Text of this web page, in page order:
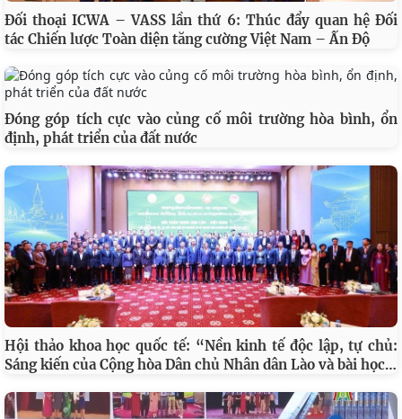
Đối thoại ICWA – VASS lần thứ 6: Thúc đẩy quan hệ Đối
tác Chiến lược Toàn diện tăng cường Việt Nam – Ấn Độ
Đóng góp tích cực vào củng cố môi trường hòa bình, ổn
định, phát triển của đất nước
Hội thảo khoa học quốc tế: “Nền kinh tế độc lập, tự chủ:
Sáng kiến của Cộng hòa Dân chủ Nhân dân Lào và bài học…